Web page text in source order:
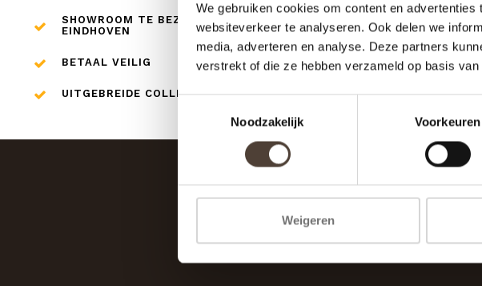
We gebruiken cookies om content en
websiteverkeer te analyseren. Ook delen we
media, adverteren en analyse. Deze partners
verstrekt of die ze hebben verzameld op basis
Noodzakelijk
Voorkeuren
Weigeren
SHOWROOM TE BEZOEKEN IN
EINDHOVEN
BETAAL VEILIG
UITGEBREIDE COLLECTIE
SCHRIJF
And